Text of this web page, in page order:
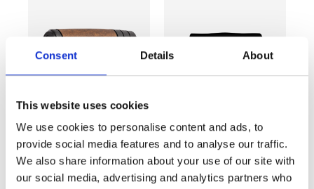
Consent Details About
This website uses cookies
We use cookies to personalise content and ads, to
provide social media features and to analyse our traffic.
We also share information about your use of our site with
our social media, advertising and analytics partners who
Primo Mergo